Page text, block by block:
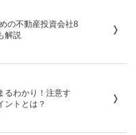
の不動産投資会社8
解説
るわかり！注意す
ントとは？